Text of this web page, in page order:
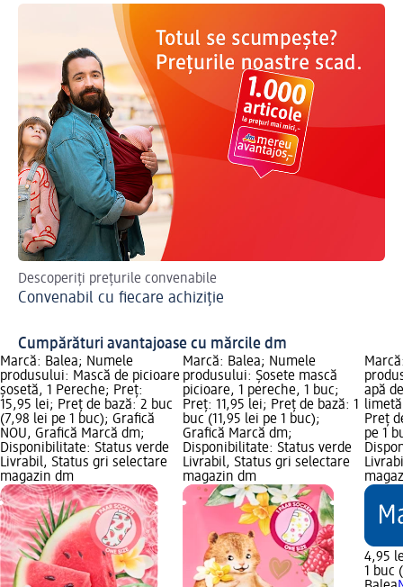
Descoperiți prețurile convenabile
Convenabil cu fiecare achiziție
Cumpărături avantajoase cu mărcile dm
Marcă: Balea; Numele
produsului: Mască de picioare
șosetă, 1 Pereche; Preț:
15,95 lei; Preț de bază: 2 buc
(7,98 lei pe 1 buc); Grafică
NOU, Grafică Marcă dm;
Disponibilitate: Status verde
Livrabil, Status gri selectare
magazin dm
Marcă: Balea; Numele
produsului: Șosete mască
picioare, 1 pereche, 1 buc;
Preț: 11,95 lei; Preț de bază: 1
buc (11,95 lei pe 1 buc);
Grafică Marcă dm;
Disponibilitate: Status verde
Livrabil, Status gri selectare
magazin dm
apă
Preț
pe 1
4,95
1 buc